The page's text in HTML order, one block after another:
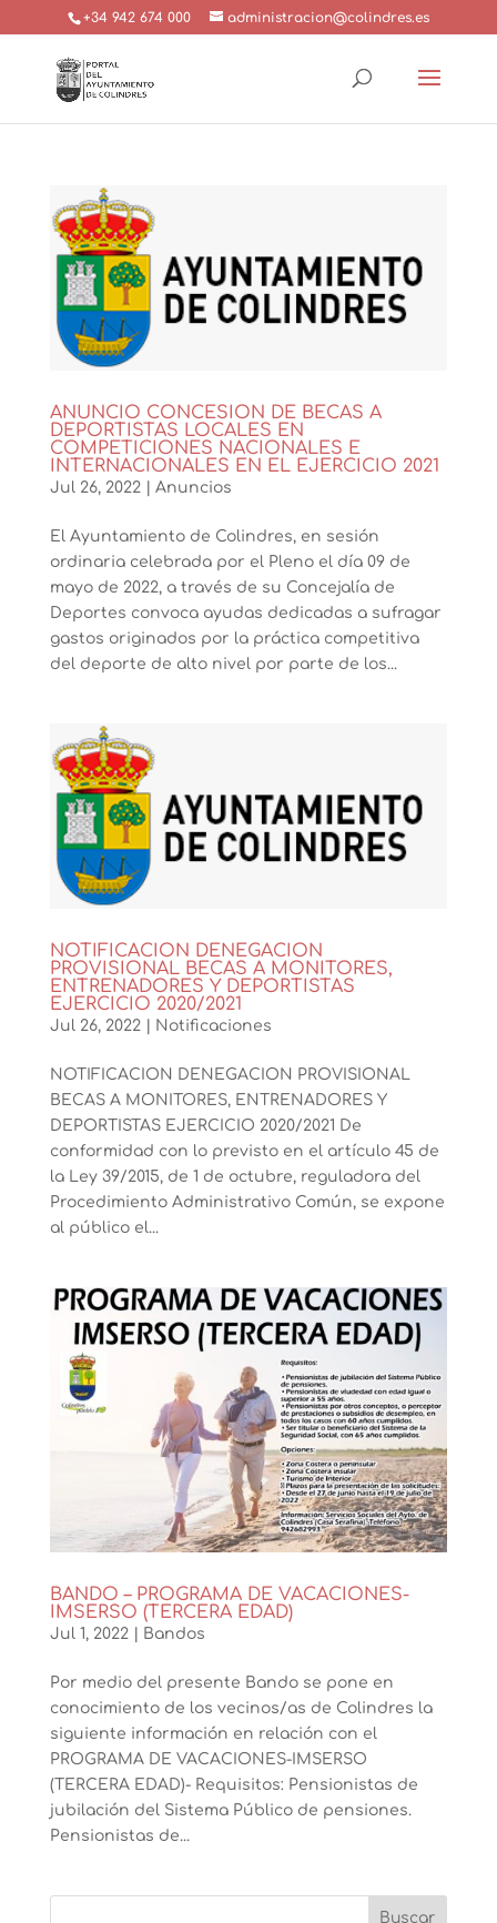
+34 942 674 000 administracion@colindres.es
ANUNCIO CONCESION DE BECAS A
DEPORTISTAS LOCALES EN
COMPETICIONES NACIONALES E
INTERNACIONALES EN EL EJERCICIO 2021
Jul 26, 2022| Anuncios
El Ayuntamiento de Colindres, en sesión
ordinaria celebrada por el Pleno el día 09 de
mayo de 2022, a través de su Concejalía de
Deportes convoca ayudas dedicadas a sufragar
gastos originados por la práctica competitiva
del deporte de alto nivel por parte de los...
NOTIFICACION DENEGACION
PROVISIONAL BECAS A MONITORES,
ENTRENADORES Y DEPORTISTAS
EJERCICIO 2020/2021
Jul 26, 2022| Notificaciones
NOTIFICACION DENEGACION PROVISIONAL
BECAS A MONITORES, ENTRENADORES Y
DEPORTISTAS EJERCICIO 2020/2021 De
conformidad con lo previsto en el artículo 45 de
la Ley 39/2015, de 1 de octubre, reguladora del
Procedimiento Administrativo Común, se expone
al público el...
BANDO – PROGRAMA DE VACACIONES-
IMSERSO (TERCERA EDAD)
Jul 1, 2022| Bandos
Por medio del presente Bando se pone en
conocimiento de los vecinos/as de Colindres la
siguiente información en relación con el
PROGRAMA DE VACACIONES-IMSERSO
(TERCERA EDAD)- Requisitos: Pensionistas de
jubilación del Sistema Público de pensiones.
Pensionistas de...